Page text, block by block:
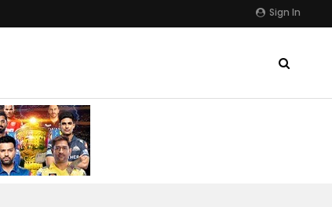
Sign In